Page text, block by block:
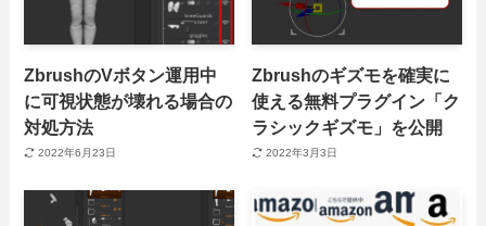
ZbrushのVボタン運用中
に可視状態が壊れる場合の
対処方法
2022年6月23日
Zbrushのギズモを確実に
使える無料プラグイン「ク
ラシックギズモ」を公開
2022年3月3日